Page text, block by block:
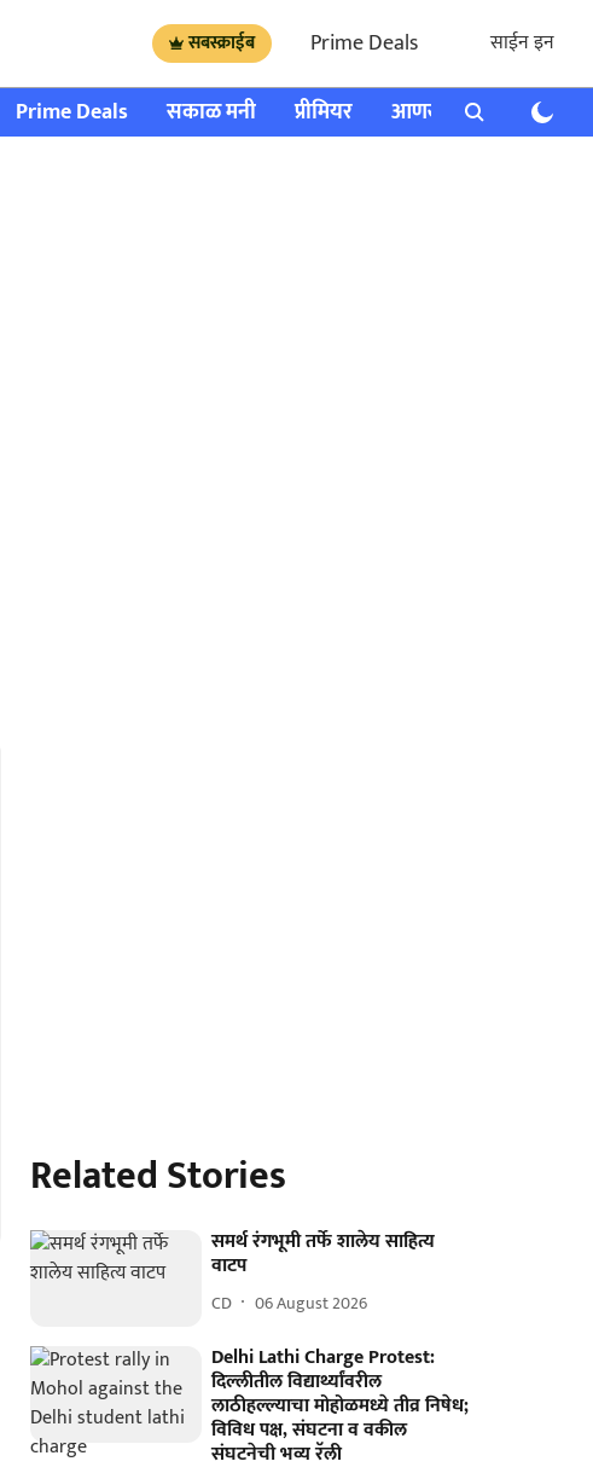
सबस्क्राईब Prime Deals साईन इन
Prime Deals सकाळ मनी प्रीमियर आणखी राशी भविष्य
Related Stories
समर्थ रंगभूमी तर्फे शालेय साहित्य
वाटप
CD 06 August 2026
Delhi Lathi Charge Protest:
दिल्लीतील विद्यार्थ्यांवरील
लाठीहल्ल्याचा मोहोळमध्ये तीव्र निषेध;
विविध पक्ष, संघटना व वकील
संघटनेची भव्य रॅली